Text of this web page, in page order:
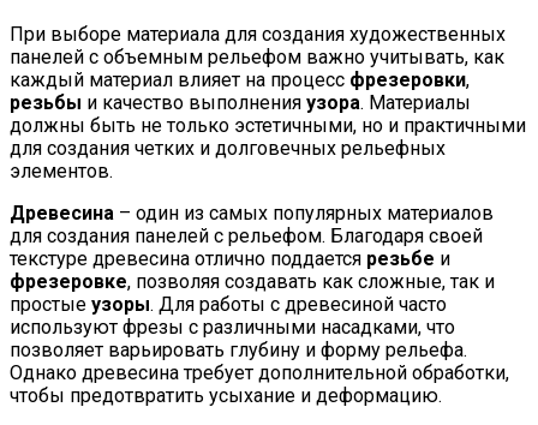
При выборе материала для создания художественных
панелей с объемным рельефом важно учитывать, как
каждый материал влияет на процесс фрезеровки,
резьбы и качество выполнения узора. Материалы
должны быть не только эстетичными, но и практичными
для создания четких и долговечных рельефных
элементов.
Древесина – один из самых популярных материалов
для создания панелей с рельефом. Благодаря своей
текстуре древесина отлично поддается резьбе и
фрезеровке, позволяя создавать как сложные, так и
простые узоры. Для работы с древесиной часто
используют фрезы с различными насадками, что
позволяет варьировать глубину и форму рельефа.
Однако древесина требует дополнительной обработки,
чтобы предотвратить усыхание и деформацию.